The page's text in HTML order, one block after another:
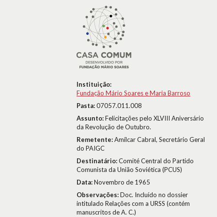
Instituição:
Fundação Mário Soares e Maria Barroso
Pasta:07057.011.008
Assunto:Felicitações pelo XLVIII Aniversário
da Revolução de Outubro.
Remetente:Amílcar Cabral, Secretário Geral
do PAIGC
Destinatário:Comité Central do Partido
Comunista da União Soviética (PCUS)
Data:Novembro de 1965
Observações:Doc. Incluído no dossier
intitulado Relações com a URSS (contém
manuscritos de A. C.)